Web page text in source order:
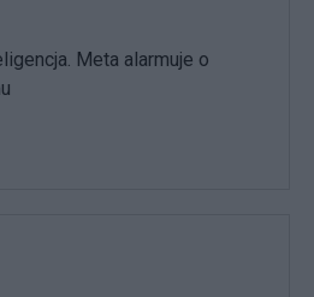
Meta alarmuje o